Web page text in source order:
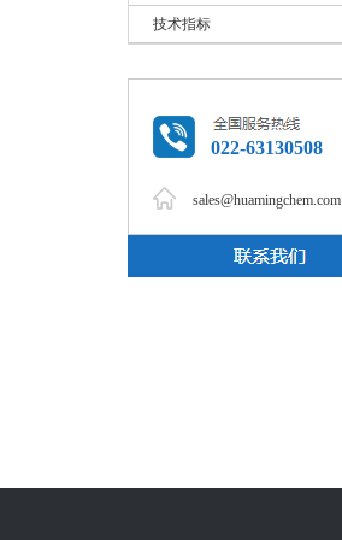
技术指标
022-63130508
sales@huamingchem.com